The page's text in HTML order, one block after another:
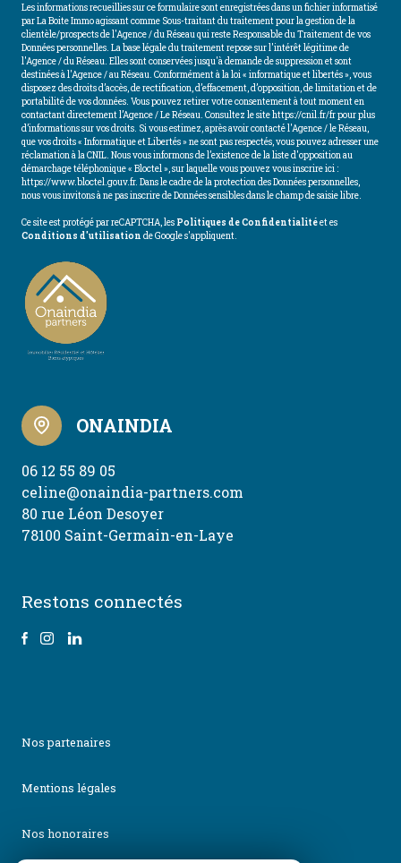
Les informations recueillies sur ce formulaire sont enregistrées dans un fichier informatisé
par La Boite Immo agissant comme Sous-traitant du traitement pour la gestion de la
clientèle/prospects de l'Agence / du Réseau qui reste Responsable du Traitement de vos
Données personnelles. La base légale du traitement repose sur l'intérêt légitime de
l'Agence / du Réseau. Elles sont conservées jusqu'à demande de suppression et sont
destinées à l'Agence / au Réseau. Conformément à la loi « informatique et libertés », vous
disposez des droits d’accès, de rectification, d’effacement, d’opposition, de limitation et de
portabilité de vos données. Vous pouvez retirer votre consentement à tout moment en
contactant directement l’Agence / Le Réseau. Consultez le sitehttps://cnil.fr/frpour plus
d’informations sur vos droits. Si vous estimez, après avoir contacté l'Agence / le Réseau,
que vos droits « Informatique et Libertés » ne sont pas respectés, vous pouvez adresser une
réclamation à la CNIL. Nous vous informons de l’existence de la liste d'opposition au
démarchage téléphonique « Bloctel », sur laquelle vous pouvez vous inscrire ici :
https://www.bloctel.gouv.fr. Dans le cadre de la protection des Données personnelles,
nous vous invitons à ne pas inscrire de Données sensibles dans le champ de saisie libre.
Ce site est protégé par reCAPTCHA, les Politiques de Confidentialitéet es
Conditions d'utilisation de Google s'appliquent.
ONAINDIA
06 12 55 89 05
celine@onaindia-partners.com
80 rue Léon Desoyer
78100 Saint-Germain-en-Laye
Restons connectés
nos partenaires
mentions légales
nos honoraires